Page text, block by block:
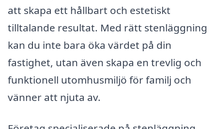
att skapa ett hållbart och estetiskt
tilltalande resultat. Med rätt stenläggning
kan du inte bara öka värdet på din
fastighet, utan även skapa en trevlig och
funktionell utomhusmiljö för familj och
vänner att njuta av.